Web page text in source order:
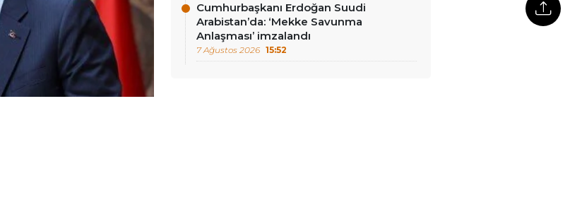
Cumhurbaşkanı Erdoğan Suudi
Arabistan’da: ‘Mekke Savunma
Anlaşması’ imzalandı
7 Ağustos 2026 15:52